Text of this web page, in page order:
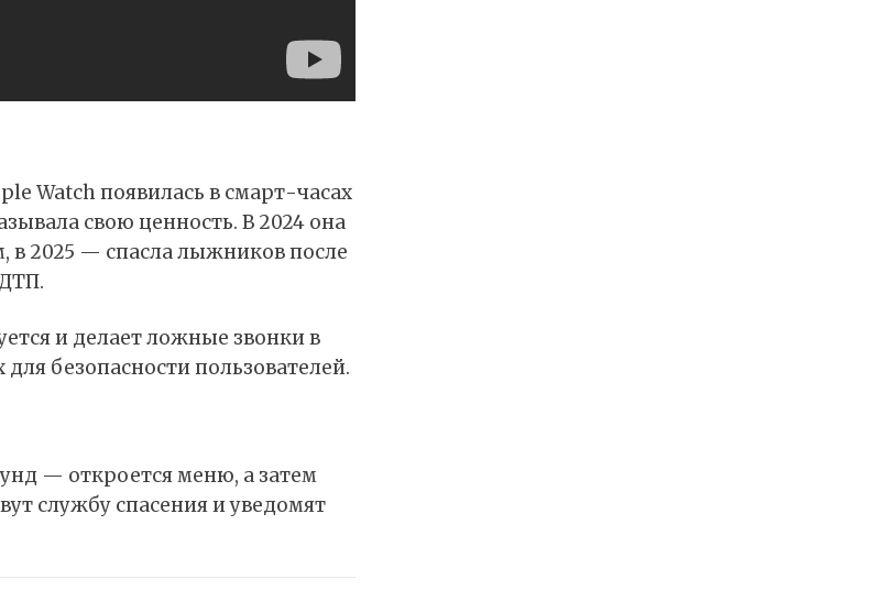
Watch появилась в смарт-часах
свою ценность. В 2024 она
2025 — спасла лыжников после
и делает ложные звонки в
безопасности пользователей.
— откроется меню, а затем
службу спасения и уведомят